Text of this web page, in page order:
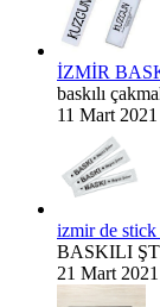
İZMİR
baskılı
11 Mart 2021
izmir de stick
BASKILI
21 Mart 2021